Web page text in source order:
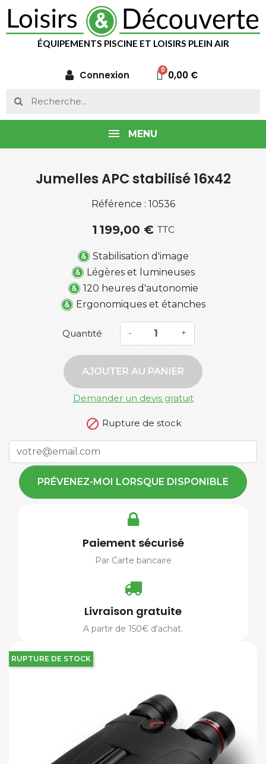
ÉQUIPEMENTS PISCINE ET LOISIRS PLEIN AIR
Connexion 0,00 €
MENU
RUPTURE DE STOCK
Jumelles APC stabilisé 16x42
Référence : 10536
1 199,00 € TTC
Stabilisation d'image
Légères et lumineuses
120 heures d'autonomie
Ergonomiques et étanches
Quantité - +
AJOUTER AU PANIER
Demander un devis gratuit
 Rupture de stock
PRÉVENEZ-MOI LORSQUE DISPONIBLE
Paiement sécurisé
Par Carte bancaire
Livraison gratuite
A partir de 150€ d'achat.